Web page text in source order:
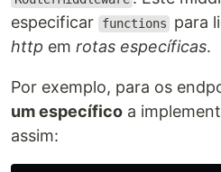
especificar
functions para
http em rotas específicas.
Por exemplo, para os
um específico a
assim: